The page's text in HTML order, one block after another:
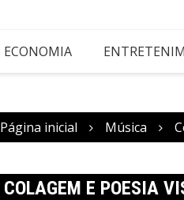
ECONOMIA
Página inicial Música
COLAGEM E POESIA